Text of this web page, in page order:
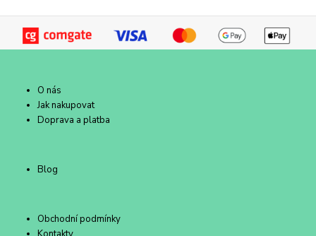
O nás
Jak nakupovat
Doprava a platba
Blog
Obchodní podmínky